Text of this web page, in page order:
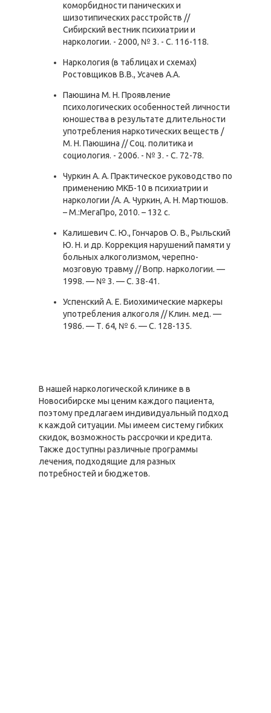
коморбидности панических и
шизотипических расстройств //
Сибирский вестник психиатрии и
наркологии. - 2000, № 3. - С. 116-118.
Наркология (в таблицах и схемах)
Ростовщиков В.В., Усачев А.А.
Паюшина М. Н. Проявление
психологических особенностей личности
юношества в результате длительности
употребления наркотических веществ /
М. Н. Паюшина // Соц. политика и
социология. - 2006. - № 3. - С. 72-78.
Чуркин А. А. Практическое руководство по
применению МКБ-10 в психиатрии и
наркологии /А. А. Чуркин, А. Н. Мартюшов.
– М.:МегаПро, 2010. – 132 с.
Калишевич С. Ю., Гончаров О. В., Рыльский
Ю. Н. и др. Коррекция нарушений памяти у
больных алкоголизмом, черепно-
мозговую травму // Вопр. наркологии. —
1998. — № 3. — С. 38-41.
Успенский А. Е. Биохимические маркеры
употребления алкоголя // Клин. мед. —
1986. — Т. 64, № 6. — С. 128-135.
В нашей наркологической клинике в в
Новосибирске мы ценим каждого пациента,
поэтому предлагаем индивидуальный подход
к каждой ситуации. Мы имеем систему гибких
скидок, возможность рассрочки и кредита.
Также доступны различные программы
лечения, подходящие для разных
потребностей и бюджетов.